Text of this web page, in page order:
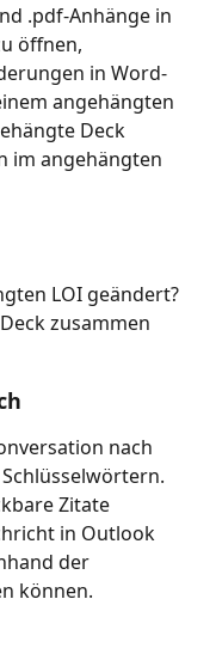
.pdf-Anhänge in
öffnen,
in Word-
angehängten
Deck
im angehängten
LOI geändert?
zusammen
nach
Zitate
in Outlook
der
können.